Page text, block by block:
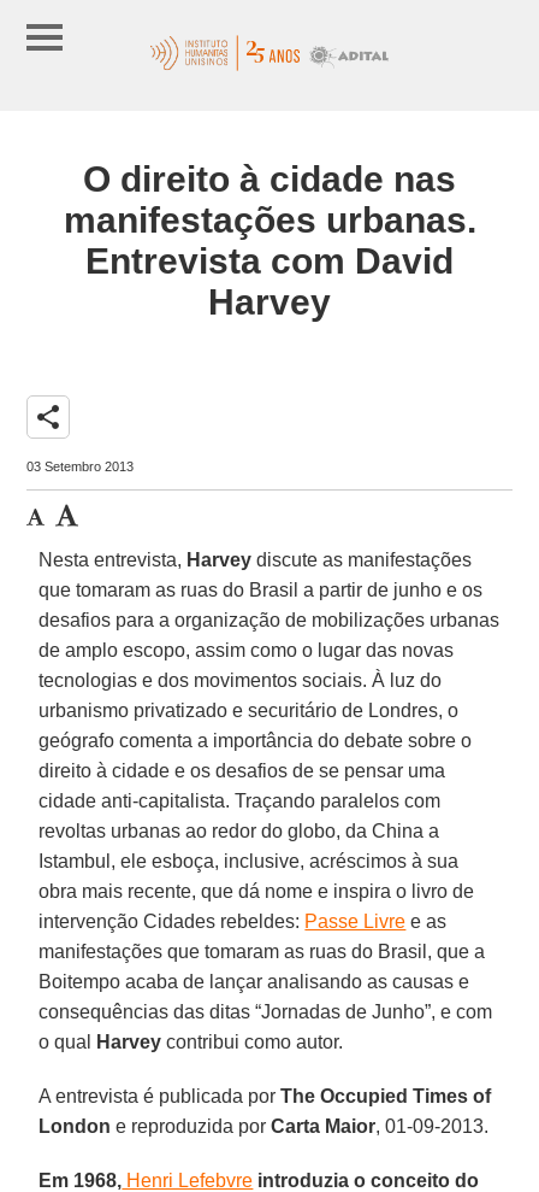
O direito à cidade nas
manifestações urbanas.
Entrevista com David
Harvey
share
03 Setembro 2013
Nesta entrevista, Harvey discute as manifestações
que tomaram as ruas do Brasil a partir de junho e os
desafios para a organização de mobilizações urbanas
de amplo escopo, assim como o lugar das novas
tecnologias e dos movimentos sociais. À luz do
urbanismo privatizado e securitário de Londres, o
geógrafo comenta a importância do debate sobre o
direito à cidade e os desafios de se pensar uma
cidade anti-capitalista. Traçando paralelos com
revoltas urbanas ao redor do globo, da China a
Istambul, ele esboça, inclusive, acréscimos à sua
obra mais recente, que dá nome e inspira o livro de
intervenção Cidades rebeldes: Passe Livre e as
manifestações que tomaram as ruas do Brasil, que a
Boitempo acaba de lançar analisando as causas e
consequências das ditas “Jornadas de Junho”, e com
o qual
Harvey contribui como autor.
A entrevista é publicada porThe Occupied Times of
Londone reproduzida porCarta Maior, 01-09-2013.
Em 1968, Henri Lefebvre introduzia o conceito do